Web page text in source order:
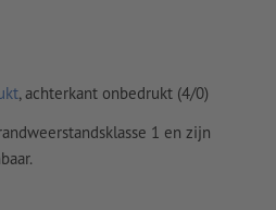
, achterkant onbedrukt (4/0)
1 en zijn